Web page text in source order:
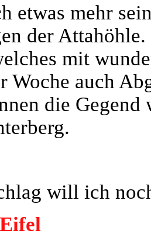
etwas mehr
der
mit
Woche auch
die Gegend
will ich